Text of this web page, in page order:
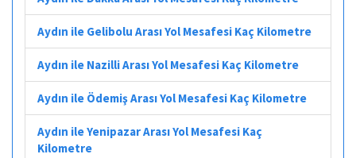
Aydın ile Gelibolu Arası Yol Mesafesi Kaç Kilometre
Aydın ile Nazilli Arası Yol Mesafesi Kaç Kilometre
Aydın ile Ödemiş Arası Yol Mesafesi Kaç Kilometre
Aydın ile Yenipazar Arası Yol Mesafesi Kaç
Kilometre